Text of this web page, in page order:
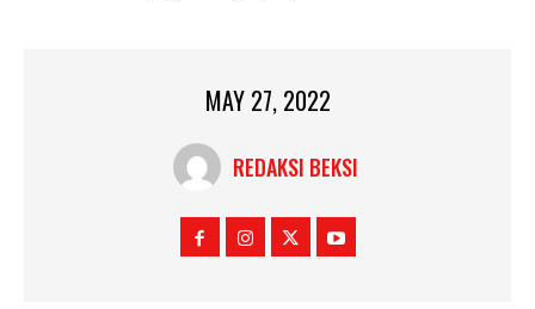
MAY 27, 2022
REDAKSI BEKSI